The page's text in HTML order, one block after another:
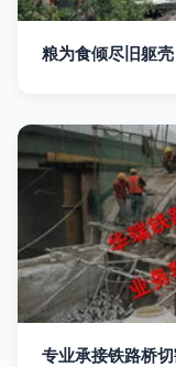
粮为食倾尽旧躯
专业承接铁路桥